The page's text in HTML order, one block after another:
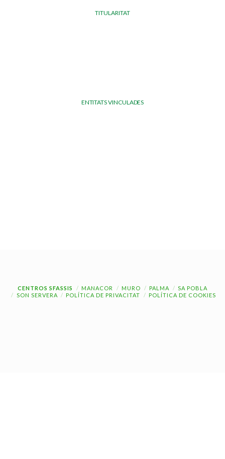
TITULARITAT
ENTITATS VINCULADES
CENTROS SFASSIS MANACOR MURO PALMA
SA POBLA
SON SERVERA
POLÍTICA DE PRIVACITAT POLÍTICA DE COOKIES